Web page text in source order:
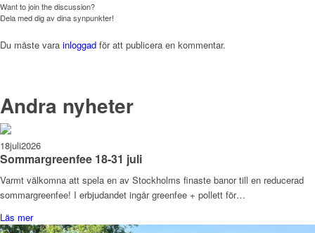
Want to join the discussion?
Dela med dig av dina synpunkter!
Du måste vara inloggad för att publicera en kommentar.
Andra nyheter
18juli2026
Sommargreenfee 18-31 juli
Varmt välkomna att spela en av Stockholms finaste banor till en reducerad
sommargreenfee! I erbjudandet ingår greenfee + pollett för…
Läs mer